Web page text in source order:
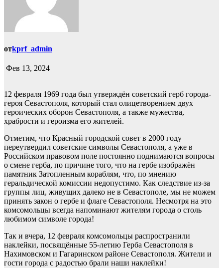
отkprf_admin
Фев 13, 2024
12 февраля 1969 года был утверждён советский герб города-
героя Севастополя, который стал олицетворением двух
героических оборон Севастополя, а также мужества,
храбрости и героизма его жителей.
Отметим, что Красный городской совет в 2000 году
переутвердил советские символы Севастополя, а уже в
Российском правовом поле постоянно поднимаются вопросы
о смене герба, по причине того, что на гербе изображён
памятник Затопленным кораблям, что, по мнению
геральдической комиссии недопустимо. Как следствие из-за
группы лиц, живущих далеко не в Севастополе, мы не можем
принять закон о гербе и флаге Севастополя. Несмотря на это
комсомольцы всегда напоминают жителям города о столь
любимом символе города!
Так и вчера, 12 февраля комсомольцы распространили
наклейки, посвящённые 55-летию Герба Севастополя в
Нахимовском и Гагаринском районе Севастополя. Жители и
гости города с радостью брали наши наклейки!